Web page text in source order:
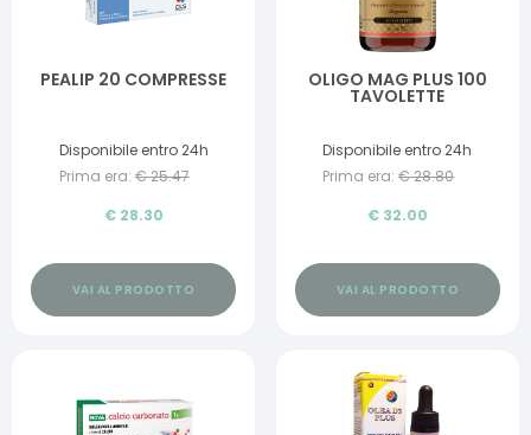
PEALIP 20 COMPRESSE
Disponibile entro 24h
Prima era: €25.47
€ 28.30
VAI AL PRODOTTO
OLIGO MAG PLUS 100
TAVOLETTE
Disponibile entro 24h
Prima era: €28.80
€ 32.00
VAI AL PRODOTTO